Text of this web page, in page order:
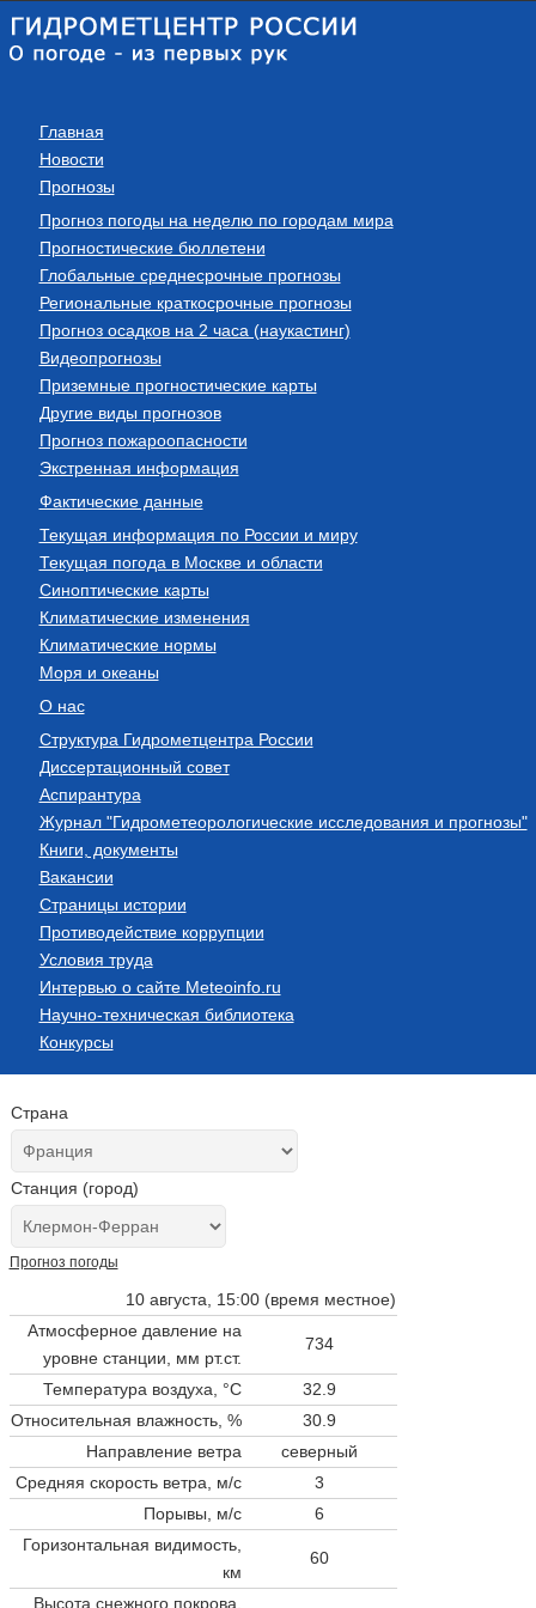
Главная
Новости
Прогнозы
Прогноз погоды на неделю по городам мира
Прогностические бюллетени
Глобальные среднесрочные прогнозы
Региональные краткосрочные прогнозы
Прогноз осадков на 2 часа (наукастинг)
Видеопрогнозы
Приземные прогностические карты
Другие виды прогнозов
Прогноз пожароопасности
Экстренная информация
Фактические данные
Текущая информация по России и миру
Текущая погода в Москве и области
Синоптические карты
Климатические изменения
Климатические нормы
Моря и океаны
О нас
Структура Гидрометцентра России
Диссертационный совет
Аспирантура
Журнал "Гидрометеорологические исследования и прогнозы"
Книги, документы
Вакансии
Страницы истории
Противодействие коррупции
Условия труда
Интервью о сайте Meteoinfo.ru
Научно-техническая библиотека
Конкурсы
Страна
Станция (город)
Прогноз погоды
10 августа, 15:00 (время местное)
Атмосферное давление на
уровне станции, мм рт.ст.
734
Температура воздуха, °C
32.9
Относительная влажность, %
30.9
Направление ветра
северный
Средняя скорость ветра, м/с
3
Порывы, м/с
6
Горизонтальная видимость,
км
60
Высота снежного покрова,